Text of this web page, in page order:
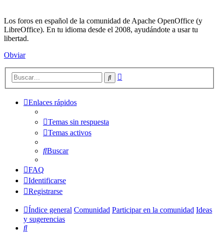
Los foros en español de la comunidad de Apache OpenOffice (y
LibreOffice). En tu idioma desde el 2008, ayudándote a usar tu
libertad.
Obviar
Buscar
Enlaces rápidos
Temas sin respuesta
Temas activos
Buscar
FAQ
Identificarse
Registrarse
Índice general Comunidad Participar en la comunidad Ideas
y sugerencias
Buscar